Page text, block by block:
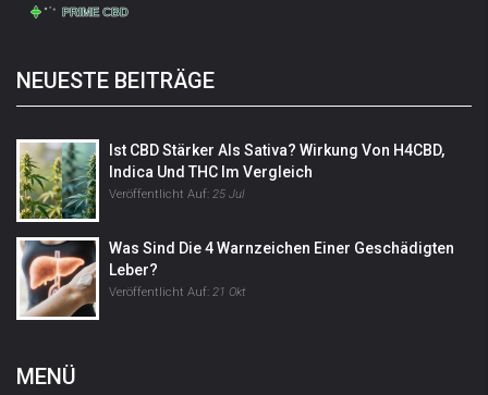
NEUESTE BEITRÄGE
Ist CBD Stärker Als Sativa? Wirkung Von H4CBD,
Indica Und THC Im Vergleich
Veröffentlicht Auf: 25 Jul
Was Sind Die 4 Warnzeichen Einer Geschädigten
Leber?
Veröffentlicht Auf: 21 Okt
MENÜ